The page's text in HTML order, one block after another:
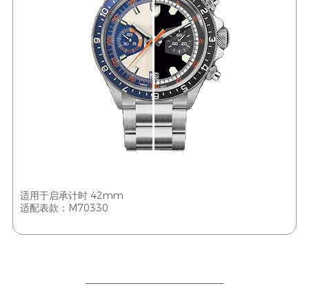
适用于启承计时 42mm
适配表款：M70330